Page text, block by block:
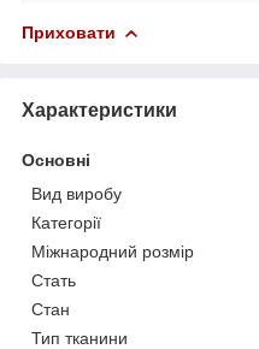
Приховати
Характеристики
Основні
Вид виробу
Категорії
Міжнародний розмір
Стать
Стан
Тип тканини